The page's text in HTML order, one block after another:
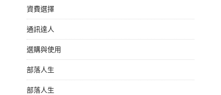
資費選擇
通訊達人
選購與使用
部落人生
部落人生